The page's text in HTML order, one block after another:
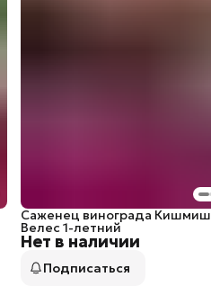
Нет в наличии
Саженец винограда Кишмиш
Велес 1-летний
Подписаться